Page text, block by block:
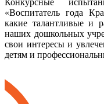
Конкурсные
«Воспитатель года
какие талантливые и
наших дошкольных
свои интересы и
детям и